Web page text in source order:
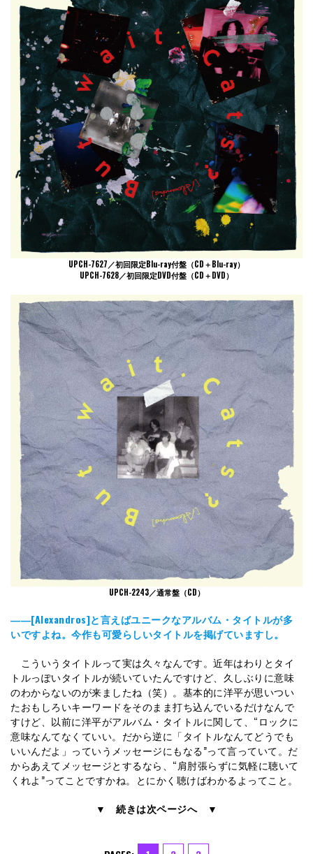
UPCH-7627／初回限定Blu-ray付盤（CD＋Blu-ray）
UPCH-7628／初回限定DVD付盤（CD＋DVD）
UPCH-2243／通常盤（CD）
――[Alexandros]と言えばユニークなアルバム・タイトルが多
いですよね。今作も可愛らしいタイトルを掲げていますし。
こういうタイトルって実は久々なんです。近年はわりとタイ
トルっぽいタイトルが続いていたんですけど、久しぶりに意味
のわからないのが来ましたね（笑）。基本的に洋平が思いつい
たおもしろいキーワードをそのまま打ち込んでいるだけなんで
すけど、以前に洋平がアルバム・タイトルに関して、“ロックに
意味なんてなくていい。だから逆に「タイトルなんてどうでも
いいんだよ」っていうメッセージにもなる”って言っていて。だ
からあえてメッセージとするなら、“肩肘張らずに気軽に聴いて
くれよ”ってことですかね。とにかく聴けばわかるよってこと。
▼ 続きは次ページへ ▼